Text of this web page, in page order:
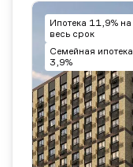
Ипотека 11,9% на
весь срок
Семейная ипотека
3,9%